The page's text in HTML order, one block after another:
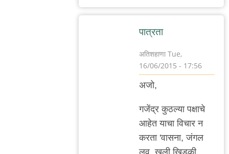
पात्रता
अतिशहाणा Tue,
16/06/2015 - 17:56
In
reply
to
http://
by
अजो१२३
अजो,
गजेंद्र कुठल्या पक्षाचे
आहेत याचा विचार न
करता 'वासना, जंगल
लव, खुली खिड़की,